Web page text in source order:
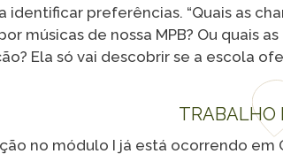
identificar preferências. “Quais as
músicas de nossa MPB? Ou quais
Ela só vai descobrir se a escola
TRABALHO
no módulo I já está ocorrendo em